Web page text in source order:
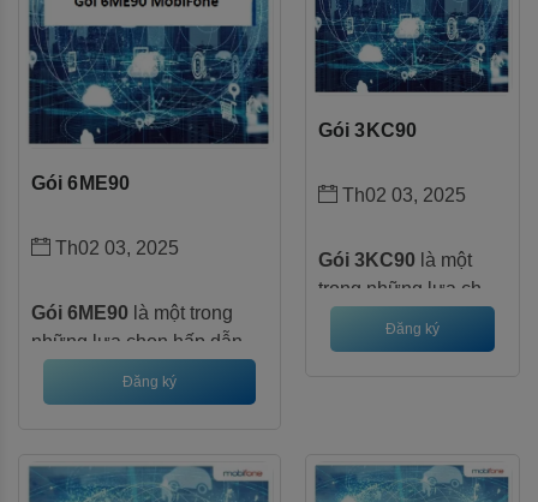
YouTube.
Gói 6ME90
Th02 03, 2025
Gói 6ME90 là một trong
những lựa chọn hấp dẫn
của MobiFone, đặc biệt phù
hợp với những khách hàng
chi phí. Với gói cước này,
Đăng ký
Gói 3KC90
Th02 03, 2025
Gói 3KC90 là một
trong những lựa chọn
hấp dẫn của
MobiFone, đặc biệt
và muốn tiết kiệm chi
phí. Với gói cước này,
Đăng ký